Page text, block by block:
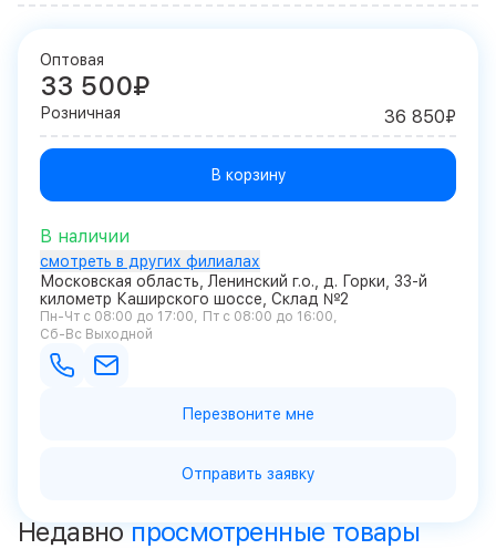
Оптовая
33 500₽
Розничная 36 850₽
В корзину
В наличии
смотреть в других филиалах
Московская область, Ленинский г.о., д. Горки, 33-й
километр Каширского шоссе, Склад №2
Пн-Чт с 08:00 до 17:00
Пт с 08:00 до 16:00
Сб-Вс Выходной
Перезвоните мне
Отправить заявку
Недавно просмотренные товары